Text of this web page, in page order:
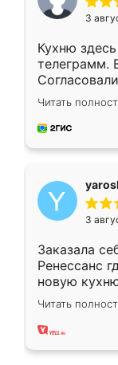
3
Кухню
телеграмм.
недели
довольны
мебель за
Читать
3
Заказала
Ренессанс
новую
вполне
два года,
Читать